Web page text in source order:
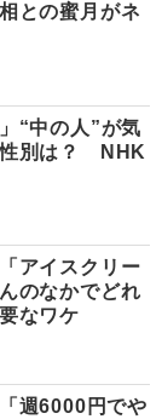
との蜜月がネ
“中の人”が気
別は？ NHK
アイスクリー
のなかでどれ
なワケ
週6000円でや